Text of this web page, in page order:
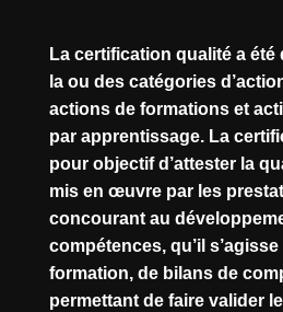
La certification qualité a été
la ou des catégories
actions de formations et
par apprentissage. La
pour objectif d’attester la
mis en œuvre par les
concourant au
compétences, qu’il
formation, de bilans de
permettant de faire valider